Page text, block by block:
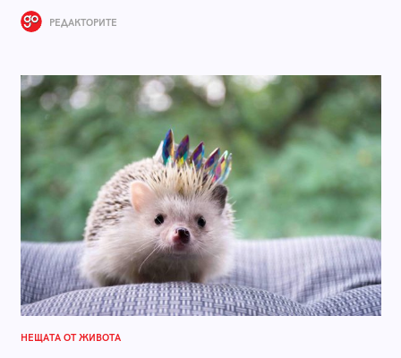
РЕДАКТОРИТЕ
НЕЩАТА ОТ ЖИВОТА